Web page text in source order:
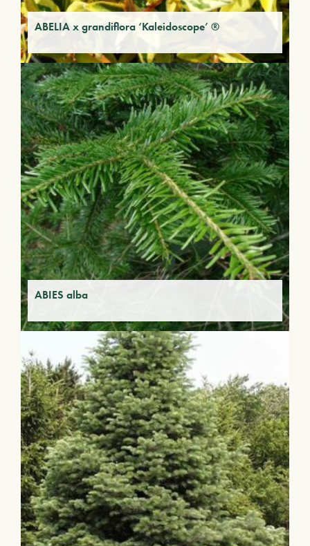
ABELIA x grandiflora ‘Kaleidoscope’ ®
ABIES alba